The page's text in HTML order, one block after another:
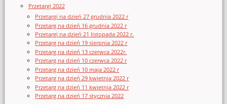
Przetargi 2022
Przetargi na dzień 27 grudnia 2022 r
Przetarg na dzień 16 grudnia 2022 r
Przetargi na dzień 21 listopada 2022 r.
Przetarg na dzień 19 sierpnia 2022 r
Przetarg na dzień 13 czerwca 2022r.
Przetarg na dzień 10 czerwca 2022 r
Przetarg na dzień 10 maja 2022 r
Przetarg na dzień 29 kwietnia 2022 r
Przetarg na dzień 11 kwietnia 2022 r
Przetarg na dzień 17 stycznia 2022